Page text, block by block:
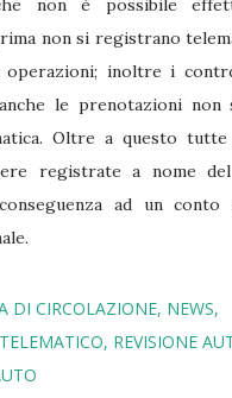
non è possibile
non si registrano
operazioni; inoltre i
le prenotazioni non
Oltre a questo
registrate a nome
ad un
DI CIRCOLAZIONE NEWS
REVISIONE